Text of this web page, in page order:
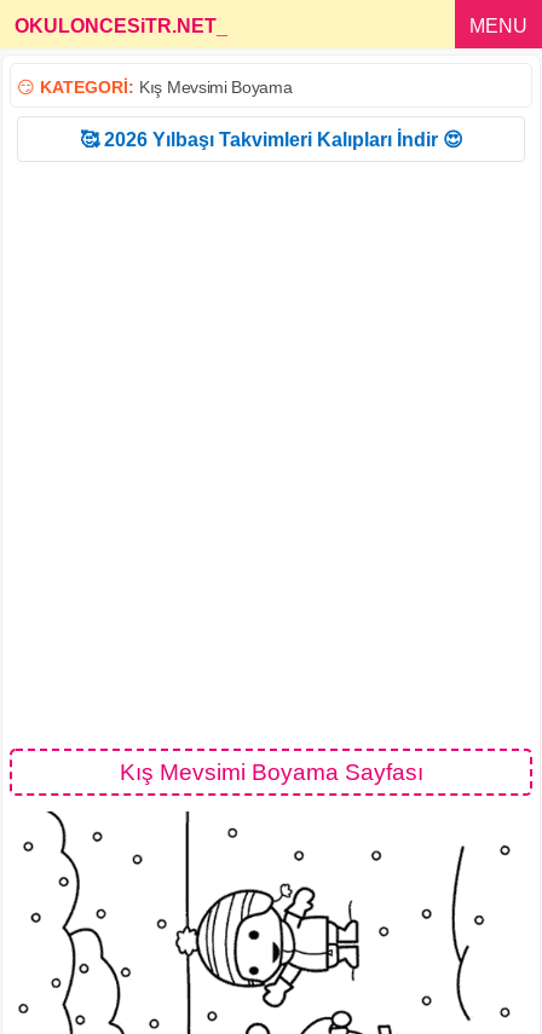
OKULONCESiTR.NET MENU
😏 KATEGORİ: Kış Mevsimi Boyama
🥰 2026 Yılbaşı Takvimleri Kalıpları İndir 😍
Kış Mevsimi Boyama Sayfası